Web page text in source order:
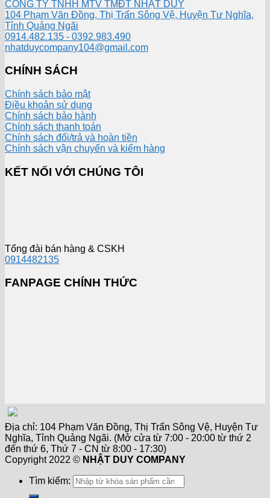
CÔNG TY TNHH MTV TMĐT NHẬT DUY
104 Phạm Văn Đồng, Thị Trấn Sông Vệ, Huyện Tư Nghĩa,
Tỉnh Quảng Ngãi
0914.482.135 - 0392.983.490
nhatduycompany104@gmail.com
CHÍNH SÁCH
Chính sách bảo mật
Điều khoản sử dụng
Chính sách bảo hành
Chính sách thanh toán
Chính sách đổi/trả và hoàn tiền
Chính sách vận chuyển và kiểm hàng
KẾT NỐI VỚI CHÚNG TÔI
Tổng đài bán hàng & CSKH
0914482135
FANPAGE CHÍNH THỨC
Địa chỉ: 104 Phạm Văn Đồng, Thị Trấn Sông Vệ, Huyện Tư
Nghĩa, Tỉnh Quảng Ngãi. (Mở cửa từ 7:00 - 20:00 từ thứ 2
đến thứ 6, Thứ 7 - CN từ 8:00 - 17:30)
Copyright 2022 © NHẬT DUY COMPANY
Tìm kiếm: